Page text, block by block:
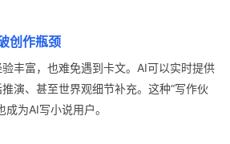
创作瓶颈
丰富，也难免遇到卡文。AI可以实时提供
演、甚至世界观细节补充。这种“写作伙
为AI写小说用户。